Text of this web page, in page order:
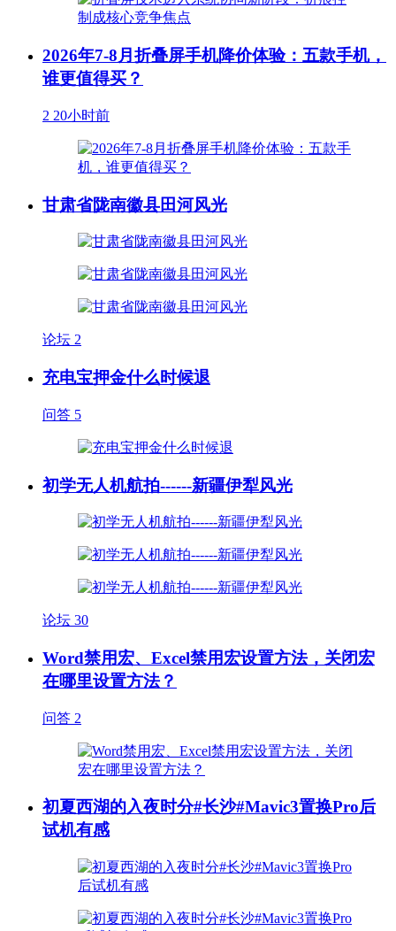
2026年7-8月折叠屏手机降价体验：五款手机，
谁更值得买？
2 20小时前
甘肃省陇南徽县田河风光
论坛 2
充电宝押金什么时候退
问答 5
初学无人机航拍------新疆伊犁风光
论坛 30
Word禁用宏、Excel禁用宏设置方法，关闭宏
在哪里设置方法？
问答 2
初夏西湖的入夜时分#长沙#Mavic3置换Pro后
试机有感